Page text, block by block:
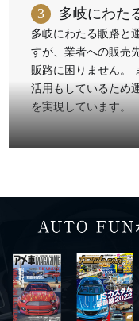
3 多岐にわた
多岐にわたる販路と
すが、業者への販売
販路に困りません。
活用もしているため
を実現しています。